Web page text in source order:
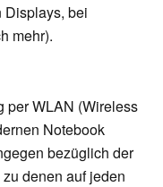
Displays, bei
mehr).
per WLAN (Wireless
Notebook
bezüglich der
denen auf jeden